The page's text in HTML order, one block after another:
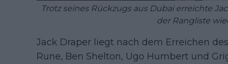
Trotz seines Rückzugs aus Dubai erreichte
der Rangliste
Jack Draper liegt nach dem Erreichen
Rune, Ben Shelton, Ugo Humbert und